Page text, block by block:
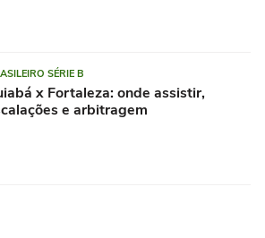
SÉRIE B
x Fortaleza: onde assistir,
e arbitragem